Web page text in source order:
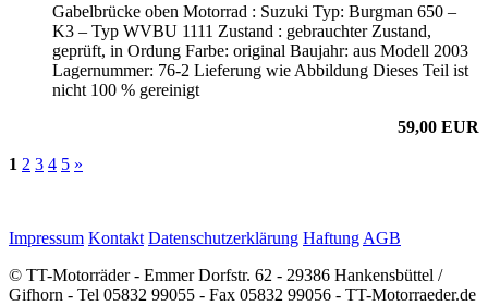
Gabelbrücke oben Motorrad : Suzuki Typ: Burgman 650 –
K3 – Typ WVBU 1111 Zustand : gebrauchter Zustand,
geprüft, in Ordung Farbe: original Baujahr: aus Modell 2003
Lagernummer: 76-2 Lieferung wie Abbildung Dieses Teil ist
nicht 100 % gereinigt
59,00 EUR
1 2 3 4 5 »
Impressum Kontakt Datenschutzerklärung Haftung AGB
© TT-Motorräder - Emmer Dorfstr. 62 - 29386 Hankensbüttel /
Gifhorn - Tel 05832 99055 - Fax 05832 99056 - TT-Motorraeder.de